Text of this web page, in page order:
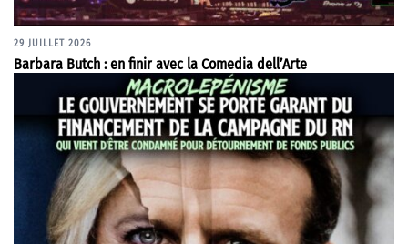
29 JUILLET 2026
Barbara Butch : en finir avec la Comedia dell’Arte